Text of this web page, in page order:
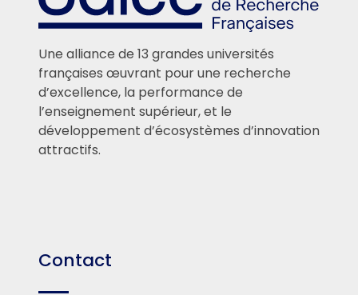
Une alliance de 13 grandes universités
françaises œuvrant pour une recherche
d’excellence, la performance de
l’enseignement supérieur, et le
développement d’écosystèmes d’innovation
attractifs.
Contact